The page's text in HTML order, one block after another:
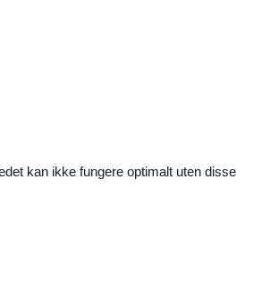
kan ikke fungere optimalt uten disse